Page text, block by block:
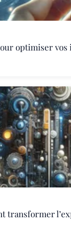
optimiser
transformer